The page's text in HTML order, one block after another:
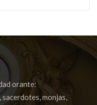
orante:
monjas,